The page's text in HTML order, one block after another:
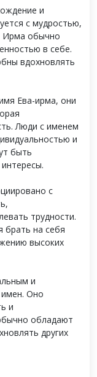
и
с мудростью,
Ирма обычно
в себе.
вдохновлять
Ева-ирма, они
Люди с именем
и
быть
с
трудности.
на себя
высоких
и
имен. Оно
и
обладают
других